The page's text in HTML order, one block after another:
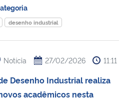
desenho industrial
Notícia 27/02/2026 11:11
Desenho Industrial realiza
acadêmicos nesta